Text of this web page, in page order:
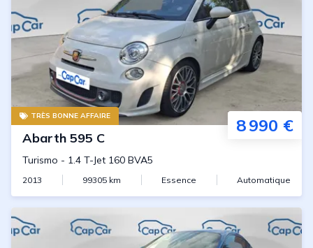
TRÈS BONNE AFFAIRE 8 990 €
Abarth 595 C
Turismo - 1.4 T-Jet 160 BVA5
2013 99305 km Essence Automatique